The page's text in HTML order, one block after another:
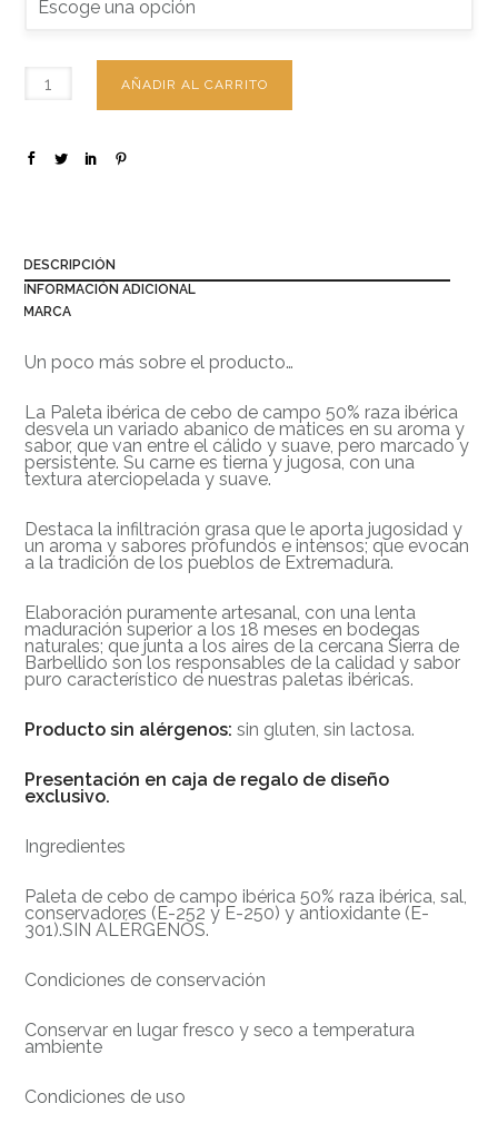
AÑADIR AL CARRITO
DESCRIPCIÓN
INFORMACIÓN ADICIONAL
MARCA
Un poco más sobre el producto…
La Paleta ibérica de cebo de campo 50% raza ibérica
desvela un variado abanico de matices en su aroma y
sabor, que van entre el cálido y suave, pero marcado y
persistente. Su carne es tierna y jugosa, con una
textura aterciopelada y suave.
Destaca la infiltración grasa que le aporta jugosidad y
un aroma y sabores profundos e intensos; que evocan
a la tradición de los pueblos de Extremadura.
Elaboración puramente artesanal, con una lenta
maduración superior a los 18 meses en bodegas
naturales; que junta a los aires de la cercana Sierra de
Barbellido son los responsables de la calidad y sabor
puro característico de nuestras paletas ibéricas.
Producto sin alérgenos: sin gluten, sin lactosa.
Presentación en caja de regalo de diseño
exclusivo.
Ingredientes
Paleta de cebo de campo ibérica 50% raza ibérica, sal,
conservadores (E-252 y E-250) y antioxidante (E-
301).SIN ALÉRGENOS.
Condiciones de conservación
Conservar en lugar fresco y seco a temperatura
ambiente
Condiciones de uso